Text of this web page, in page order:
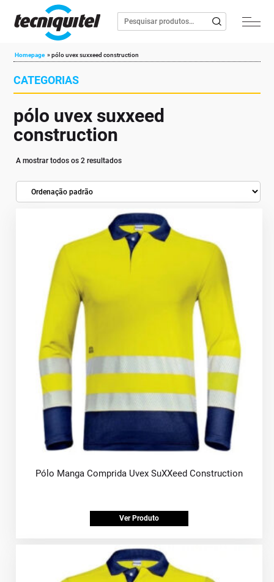
Homepage »pólo uvex suxxeed construction
CATEGORIAS
pólo uvex suxxeed
construction
A mostrar todos os 2 resultados
Pólo Manga Comprida Uvex SuXXeed Construction
Ver Produto